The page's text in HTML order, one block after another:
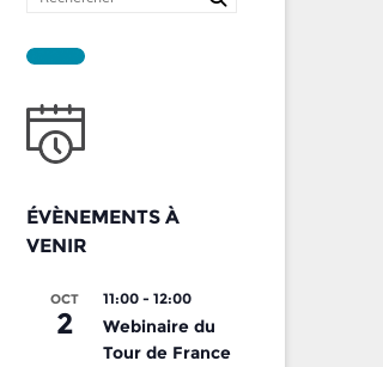
ÉVÈNEMENTS À
VENIR
OCT
2
11:00 - 12:00
Webinaire du
Tour de France